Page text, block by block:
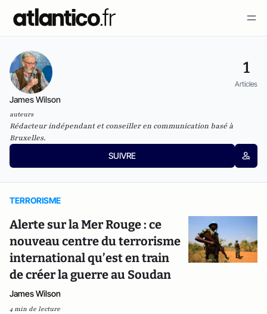
1
Articles
James Wilson
auteurs
Rédacteur indépendant et conseiller en communication basé à
Bruxelles.
SUIVRE
TERRORISME
Alerte sur la Mer Rouge : ce
nouveau centre du terrorisme
international qu’est en train
de créer la guerre au Soudan
James Wilson
4 min de lecture